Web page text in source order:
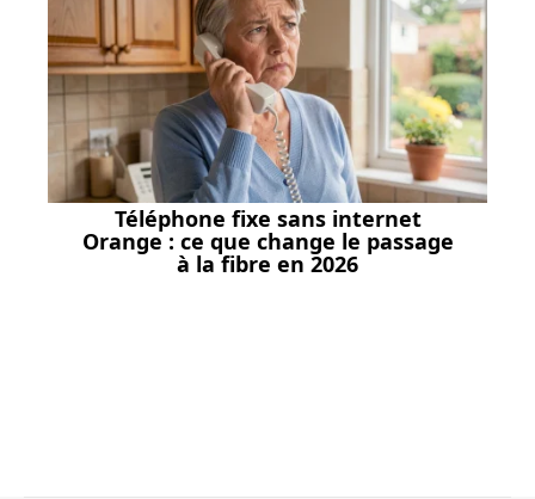
Téléphone fixe sans internet
Orange : ce que change le passage
à la fibre en 2026